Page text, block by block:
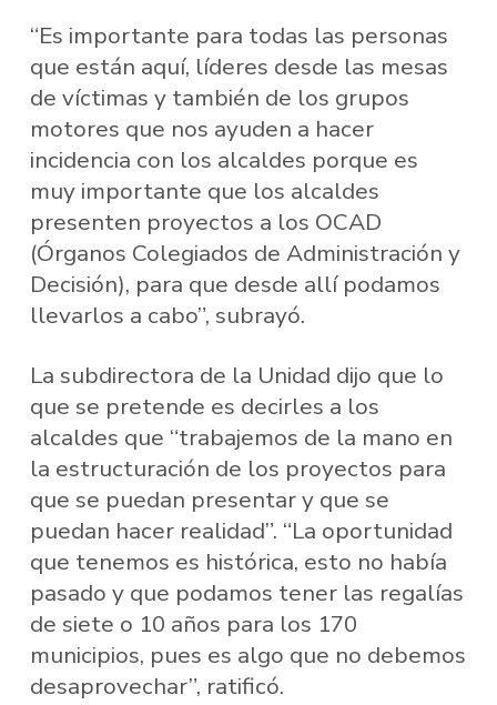
“Es importante para todas las personas
que están aquí, líderes desde las mesas
de víctimas y también de los grupos
motores que nos ayuden a hacer
incidencia con los alcaldes porque es
muy importante que los alcaldes
presenten proyectos a los OCAD
(Órganos Colegiados de Administración y
Decisión), para que desde allí podamos
llevarlos a cabo”, subrayó.
La subdirectora de la Unidad dijo que lo
que se pretende es decirles a los
alcaldes que “trabajemos de la mano en
la estructuración de los proyectos para
que se puedan presentar y que se
puedan hacer realidad”. “La oportunidad
que tenemos es histórica, esto no había
pasado y que podamos tener las regalías
de siete o 10 años para los 170
municipios, pues es algo que no debemos
desaprovechar”, ratificó.